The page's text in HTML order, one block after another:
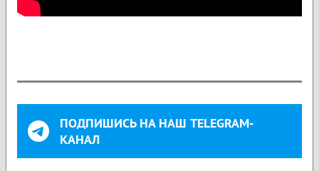
ПОДПИШИСЬ НА НАШ TELEGRAM-
КАНАЛ